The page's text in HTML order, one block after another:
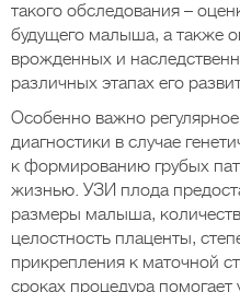
такого обследования –
будущего малыша, а также
врожденных и
различных этапах его
Особенно важно
диагностики в случае
к формированию грубых
жизнью. УЗИ плода
размеры малыша,
целостность плаценты,
прикрепления к маточной
сроках процедура помогает